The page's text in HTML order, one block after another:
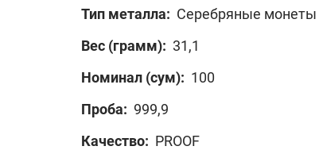
Тип металла: Серебряные монеты
Вес (грамм): 31,1
Номинал (сум): 100
Проба: 999,9
Качество: PROOF